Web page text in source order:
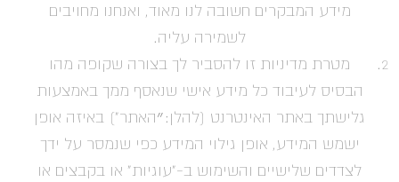
מידע המבקרים חשובה לנו מאוד, ואנחנו מחויבים
לשמירה עליה.
מטרת מדיניות זו להסביר לך בצורה שקופה מהו
הבסיס לעיבוד כל מידע אישי שנאסף ממך באמצעות
גלישתך באתר האינטרנט (להלן:״האתר") באיזה אופן
ישמש המידע, אופן גילוי המידע כפי שנמסר על ידך
לצדדים שלישיים והשימוש ב-"עוגיות" או בקבצים או